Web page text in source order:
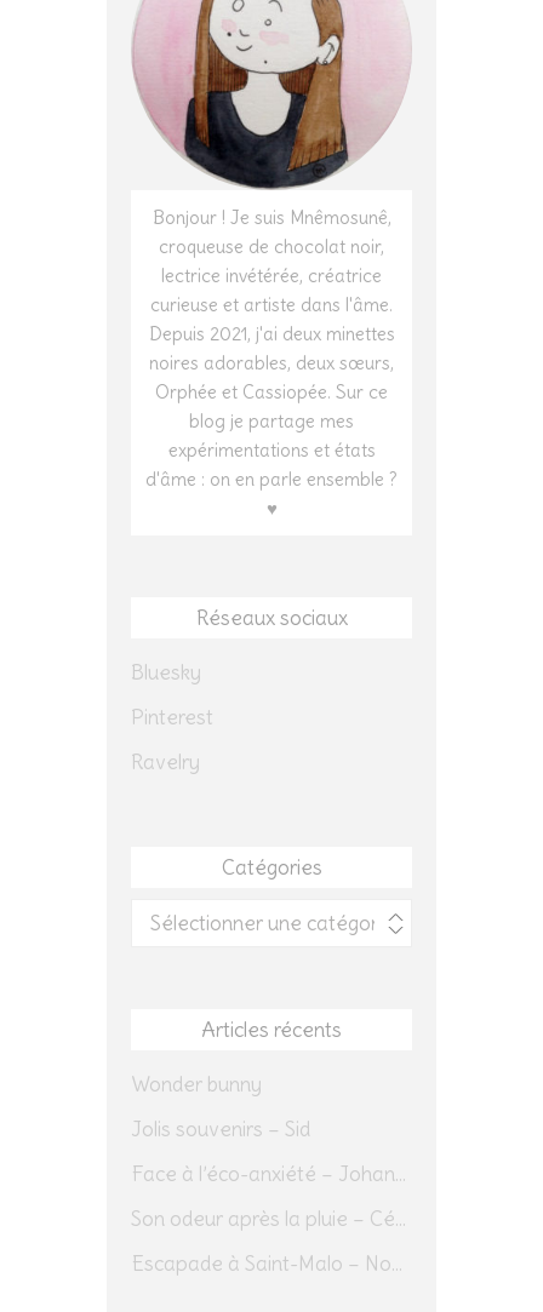
Bonjour ! Je suis Mnêmosunê,
croqueuse de chocolat noir,
lectrice invétérée, créatrice
curieuse et artiste dans l'âme.
Depuis 2021, j'ai deux minettes
noires adorables, deux sœurs,
Orphée et Cassiopée. Sur ce
blog je partage mes
expérimentations et états
d'âme : on en parle ensemble ?
♥
Réseaux sociaux
Bluesky
Pinterest
Ravelry
Catégories
Catégories
Articles récents
Wonder bunny
Jolis souvenirs – Sid
Face à l’éco-anxiété – Johannes Herrmann
Son odeur après la pluie – Cédric Sapin-Defour
Escapade à Saint-Malo – Novembre 2025 – Jour 1